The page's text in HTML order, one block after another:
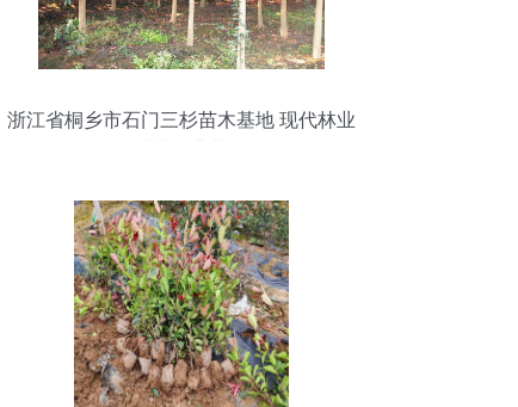
浙江省桐乡市石门三杉苗木基地 现代林业